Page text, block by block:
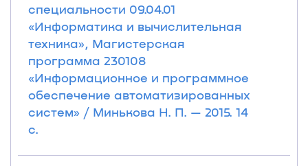
специальности 09.04.01
«Информатика и вычислительная
техника», Магистерская
программа 230108
«Информационное и программное
обеспечение автоматизированных
систем» / Минькова Н. П. — 2015. 14
с.